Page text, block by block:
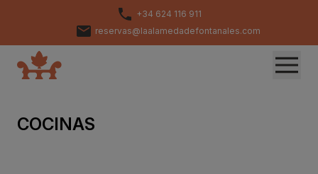
+34 624 116 911
reservas@laalamedadefontanales.com
COCINAS